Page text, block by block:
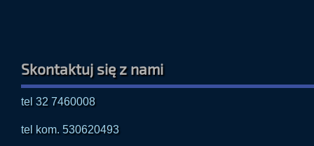
Skontaktuj się z nami
tel 32 7460008
tel kom. 530620493